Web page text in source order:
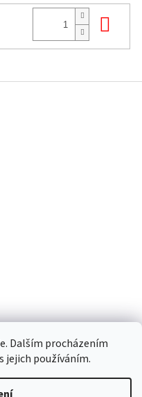
Dalším procházením
jejich používáním.